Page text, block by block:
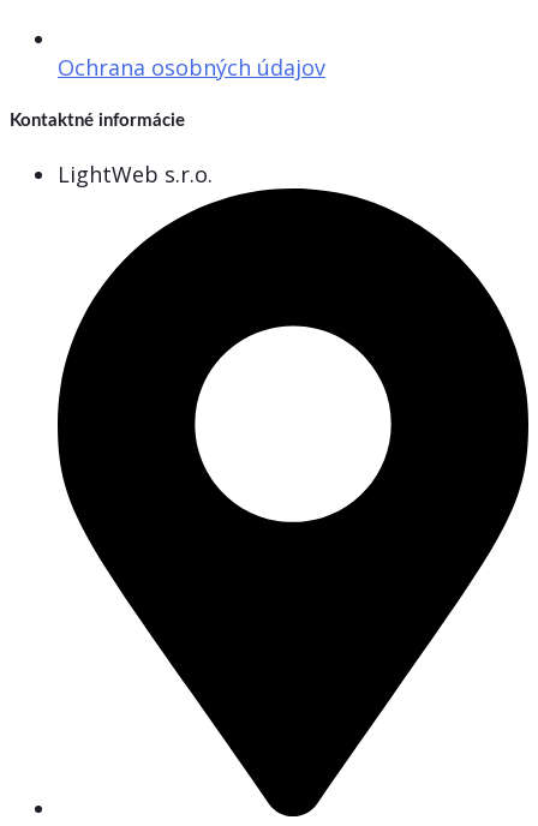
Ochrana osobných údajov
Kontaktné informácie
LightWeb s.r.o.